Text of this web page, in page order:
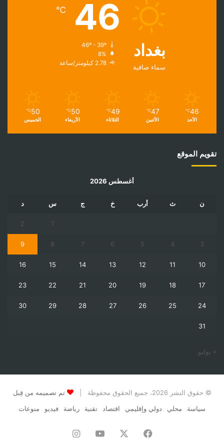
بغداد
سماء صافية
46
℃
8%
2.78 كيلومتر/ساعة
46
℃
الأحد
47
℃
الأثنين
49
℃
الثلاثاء
50
℃
الأربعاء
50
℃
الخميس
تقويم الموقع
أغسطس 2026
ن ث أرب خ ج س د
1
2
3
4
5
6
7
8
9
10
11
12
13
14
15
16
17
18
19
20
21
22
23
24
25
26
27
28
29
30
31
« يوليو
© حقوق النشر 2026، جميع الحقوق محفوظة |
تم تصميمه من قِبل
سياسة
محلي دولي وإقليمي اقتصاد تقنية رياضة فيديو منوعات
فيسبوك ‫YouTubeانستقرام